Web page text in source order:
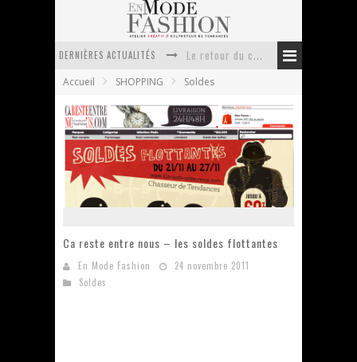
DERNIÈRES ACTUALITÉS
Le retour du cachemire version casual
La trousse de toilette : l’accessoire indispensable de voyage
Week-end spa en automne : quel maillot de bain choisir ?
Pourquoi le costume sur mesure à Paris est un incontournable de l’élégance contemporaine ?
Anti chute cheveux homme : quelles solutions pour renforcer sa chevelure ?
Accueil SHOPPING Soldes
Ca reste entre nous – les soldes flottantes
En Mode Fashion
24 novembre 2011
Soldes